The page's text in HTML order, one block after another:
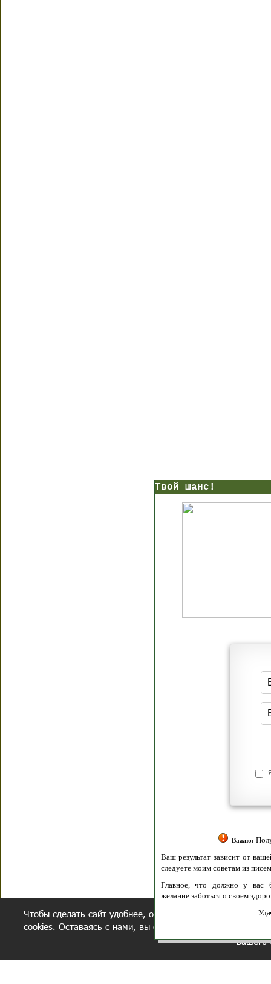
Твой шанс!
Я
Получение
Ваш результат зависит от вашей
следуете моим советам из писем и книг.
Главное, что должно у вас быть -
желание заботься о своем здоровье.
Удачи!
Чтобы сделать сайт удобнее, осуществляется обработка
cookies. Оставаясь с нами, вы соглашаетесь с нашей
вашего